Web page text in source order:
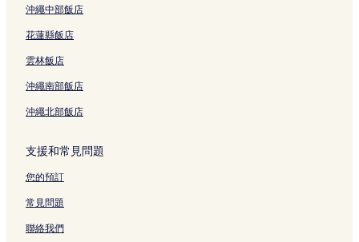
棕櫚林奧林巴溪護理地附近的飯店
邦貢海灘附近的飯店
沖繩中部飯店
花蓮縣飯店
雲林飯店
沖繩南部飯店
沖繩北部飯店
支援和常見問題
您的預訂
常見問題
聯絡我們